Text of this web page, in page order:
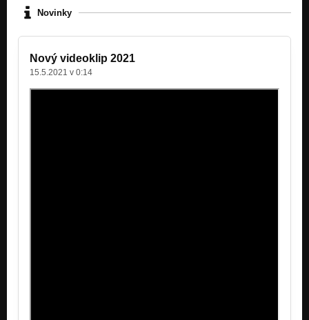
Novinky
Nový videoklip 2021
15.5.2021 v 0:14